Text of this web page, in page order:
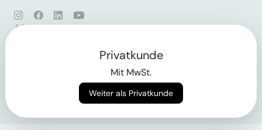
AGB
Privatkunde
Mit MwSt.
Weiter als Privatkunde